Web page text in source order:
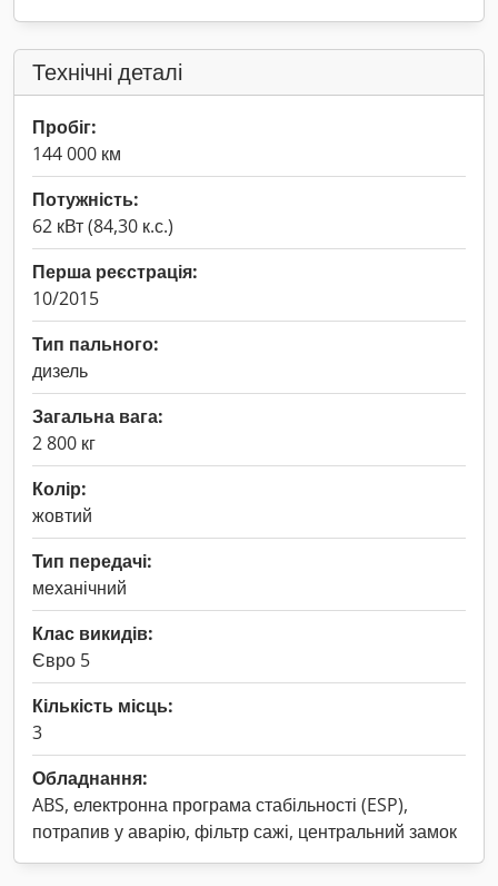
Технічні деталі
Пробіг:
144 000 км
Потужність:
62 кВт (84,30 к.с.)
Перша реєстрація:
10/2015
Тип пального:
дизель
Загальна вага:
2 800 кг
Колір:
жовтий
Тип передачі:
механічний
Клас викидів:
Євро 5
Кількість місць:
3
Обладнання:
ABS, електронна програма стабільності (ESP),
потрапив у аварію, фільтр сажі, центральний замок